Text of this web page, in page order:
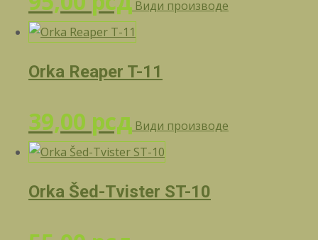
Види производе
Orka Reaper T-11
39,00 рсд Види производе
Orka Šed-Tvister ST-10